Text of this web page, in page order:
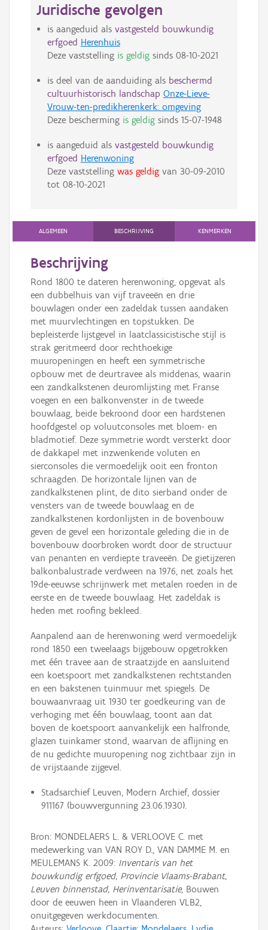
Juridische gevolgen
is aangeduid als vastgesteld bouwkundig
erfgoed Herenhuis
Deze vaststelling is geldigsinds 08-10-2021
is deel van de aanduiding als beschermd
cultuurhistorisch landschap Onze-Lieve-
Vrouw-ten-predikherenkerk: omgeving
Deze bescherming is geldigsinds 15-07-1948
is aangeduid als vastgesteld bouwkundig
erfgoed Herenwoning
Deze vaststelling was geldigvan 30-09-2010
tot 08-10-2021
ALGEMEEN BESCHRIJVING KENMERKEN
Beschrijving
Rond 1800 te dateren herenwoning, opgevat als
een dubbelhuis van vijf traveeën en drie
bouwlagen onder een zadeldak tussen aandaken
met muurvlechtingen en topstukken. De
bepleisterde lijstgevel in laatclassicistische stijl is
strak geritmeerd door rechthoekige
muuropeningen en heeft een symmetrische
opbouw met de deurtravee als middenas, waarin
een zandkalkstenen deuromlijsting met Franse
voegen en een balkonvenster in de tweede
bouwlaag, beide bekroond door een hardstenen
hoofdgestel op voluutconsoles met bloem- en
bladmotief. Deze symmetrie wordt versterkt door
de dakkapel met inzwenkende voluten en
sierconsoles die vermoedelijk ooit een fronton
schraagden. De horizontale lijnen van de
zandkalkstenen plint, de dito sierband onder de
vensters van de tweede bouwlaag en de
zandkalkstenen kordonlijsten in de bovenbouw
geven de gevel een horizontale geleding die in de
bovenbouw doorbroken wordt door de structuur
van penanten en verdiepte traveeën. De gietijzeren
balkonbalustrade verdween na 1976, net zoals het
19de-eeuwse schrijnwerk met metalen roeden in de
eerste en de tweede bouwlaag. Het zadeldak is
heden met roofing bekleed.
Aanpalend aan de herenwoning werd vermoedelijk
rond 1850 een tweelaags bijgebouw opgetrokken
met één travee aan de straatzijde en aansluitend
een koetspoort met zandkalkstenen rechtstanden
en een bakstenen tuinmuur met spiegels. De
bouwaanvraag uit 1930 ter goedkeuring van de
verhoging met één bouwlaag, toont aan dat
boven de koetspoort aanvankelijk een halfronde,
glazen tuinkamer stond, waarvan de aflijning en
de nu gedichte muuropening nog zichtbaar zijn in
de vrijstaande zijgevel.
Stadsarchief Leuven, Modern Archief, dossier
911167 (bouwvergunning 23.06.1930).
Bron: MONDELAERS L. & VERLOOVE C. met
medewerking van VAN ROY D., VAN DAMME M. en
MEULEMANS K. 2009: Inventaris van het
bouwkundig erfgoed, Provincie Vlaams-Brabant,
Leuven binnenstad, Herinventarisatie, Bouwen
door de eeuwen heen in Vlaanderen VLB2,
onuitgegeven werkdocumenten.